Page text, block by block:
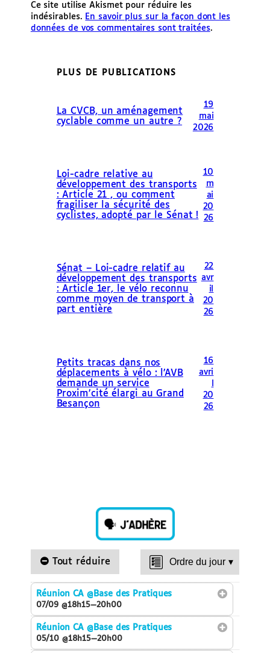
Ce site utilise Akismet pour réduire les
indésirables. En savoir plus sur la façon dont les
données de vos commentaires sont traitées.
PLUS DE PUBLICATIONS
La CVCB, un aménagement
cyclable comme un autre ?
19
mai
2026
Loi-cadre relative au
développement des transports
: Article 21 , ou comment
fragiliser la sécurité des
cyclistes, adopté par le Sénat !
10
m
ai
20
26
Sénat – Loi-cadre relatif au
développement des transports
: Article 1er, le vélo reconnu
comme moyen de transport à
part entière
22
avr
il
20
26
Petits tracas dans nos
déplacements à vélo : l’AVB
demande un service
Proxim’cité élargi au Grand
Besançon
16
avri
20
26
Tout réduire Ordre du jour ▾
Réunion CA@Base des Pratiques
07/09 @18h15—20h00
Réunion CA@Base des Pratiques
05/10 @18h15—20h00